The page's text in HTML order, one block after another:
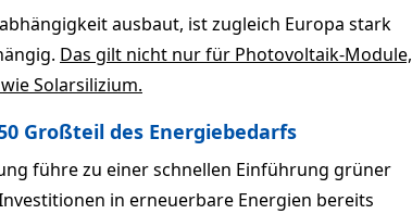
ausbaut, ist zugleich Europa stark
Das gilt nicht nur für Photovoltaik-Module,
Solarsilizium.
Großteil des Energiebedarfs
führe zu einer schnellen Einführung grüner
in erneuerbare Energien bereits